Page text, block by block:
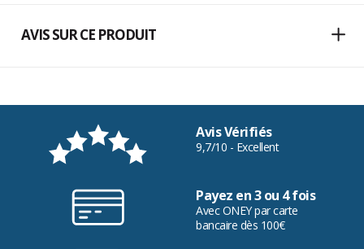
AVIS SUR CE PRODUIT
Avis Vérifiés
9,7/10 - Excellent
Payez en 3 ou 4 fois
Avec ONEY par carte
bancaire dès 100€